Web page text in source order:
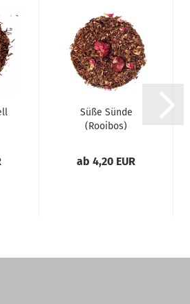
Süße Sünde
(Rooibos)
ab 4,20 EUR